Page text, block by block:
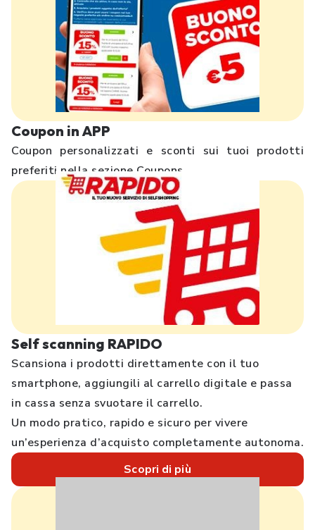
Coupon in APP
Coupon personalizzati e sconti sui tuoi prodotti
preferiti nella sezione Coupons.
Self scanning RAPIDO
Scansiona i prodotti direttamente con il tuo
smartphone, aggiungili al carrello digitale e passa
in cassa senza svuotare il carrello.
Un modo pratico, rapido e sicuro per vivere
un’esperienza d’acquisto completamente autonoma.
Scopri di più